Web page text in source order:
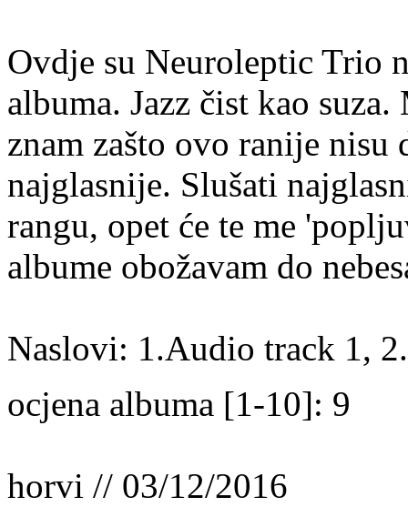
Ovdje su Neuroleptic Trio
albuma. Jazz čist kao
znam zašto ovo ranije nisu
najglasnije. Slušati
rangu, opet će te me
albume obožavam do
Naslovi: 1.Audio track 1,
ocjena albuma [1-10]: 9
horvi // 03/12/2016